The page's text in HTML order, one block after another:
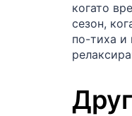
когато
сезон,
по-тиха и